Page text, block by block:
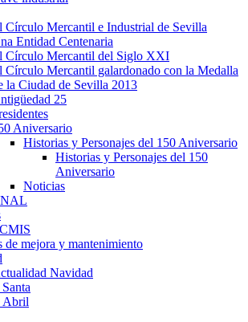
Círculo Mercantil e Industrial de Sevilla
Entidad Centenaria
Círculo Mercantil del Siglo XXI
Círculo Mercantil galardonado con la Medalla
la Ciudad de Sevilla 2013
25
Aniversario
Historias y Personajes del 150 Aniversario
Historias y Personajes del 150
Aniversario
Noticias
de mejora y mantenimiento
Navidad
Abril